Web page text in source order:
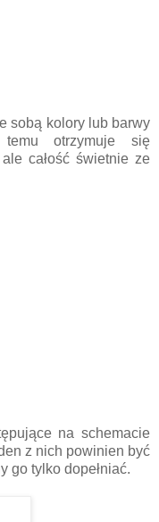
sobą kolory lub barwy
otrzymuje się
całość świetnie ze
na schemacie
z nich powinien być
go tylko dopełniać.